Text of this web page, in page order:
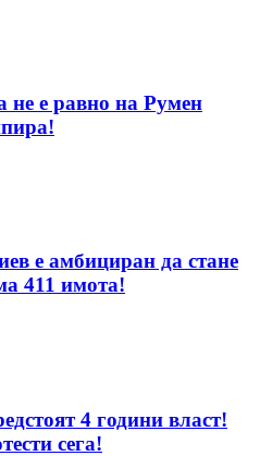
не е равно на Румен
е амбициран да стане
411 имота!
4 години власт!
сега!